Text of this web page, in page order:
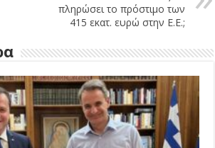
πληρώσει το πρόστιμο των
415 εκατ. ευρώ στην Ε.Ε.;